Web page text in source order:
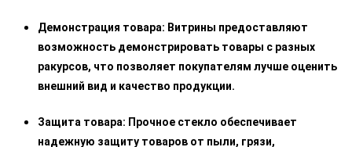
Демонстрация товара: Витрины предоставляют
возможность демонстрировать товары с разных
ракурсов, что позволяет покупателям лучше оценить
внешний вид и качество продукции.
Защита товара: Прочное стекло обеспечивает
надежную защиту товаров от пыли, грязи,